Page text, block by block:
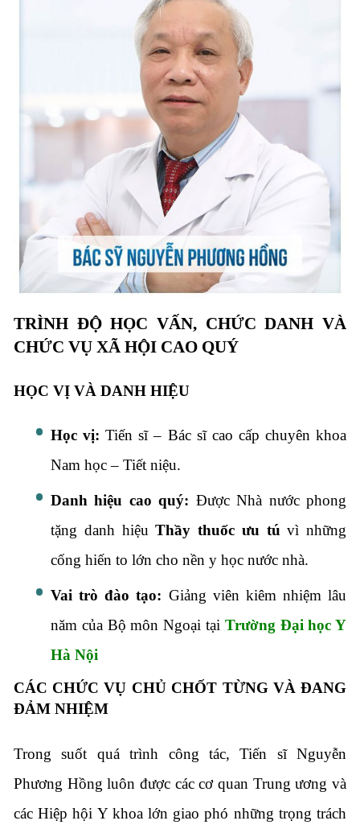
TRÌNH ĐỘ HỌC VẤN, CHỨC DANH VÀ
CHỨC VỤ XÃ HỘI CAO QUÝ
HỌC VỊ VÀ DANH HIỆU
Học vị: Tiến sĩ – Bác sĩ cao cấp chuyên khoa
Nam học – Tiết niệu.
Danh hiệu cao quý: Được Nhà nước phong
tặng danh hiệuThầy thuốc ưu tú vì những
cống hiến to lớn cho nền y học nước nhà.
Vai trò đào tạo: Giảng viên kiêm nhiệm lâu
năm của Bộ môn Ngoại tại Trường Đại học Y
Hà Nội
CÁC CHỨC VỤ CHỦ CHỐT TỪNG VÀ ĐANG
ĐẢM NHIỆM
Trong suốt quá trình công tác, Tiến sĩ Nguyễn
Phương Hồng luôn được các cơ quan Trung ương và
các Hiệp hội Y khoa lớn giao phó những trọng trách